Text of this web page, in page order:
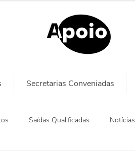
Secretarias Conveniadas
Saídas Qualificadas Notícias